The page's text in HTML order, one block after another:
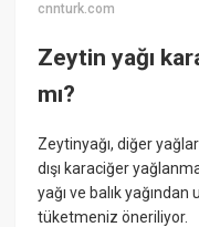
cnnturk.com
Zeytin yağı
mı?
Zeytinyağı, diğer
dışı karaciğer
yağı ve balık
tüketmeniz öneriliyor.